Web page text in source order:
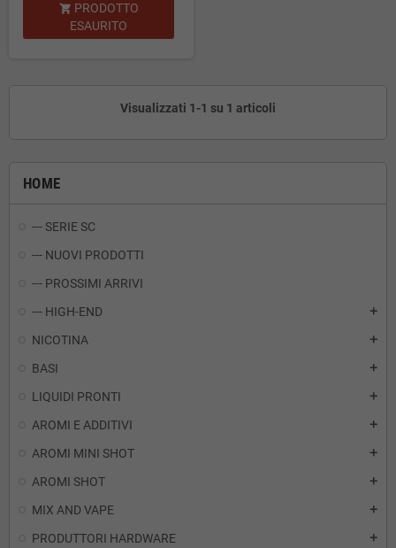
HOME
--- SERIE SC
--- NUOVI PRODOTTI
--- PROSSIMI ARRIVI
--- HIGH-END
add
NICOTINA add
BASI add
LIQUIDI PRONTI add
AROMI E ADDITIVI add
AROMI MINI SHOT add
AROMI SHOT add
MIX AND VAPE add
PRODUTTORI HARDWARE add
 PRODOTTO
ESAURITO
Visualizzati 1-1 su 1 articoli